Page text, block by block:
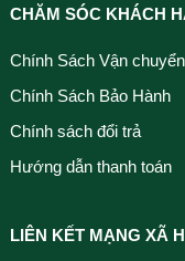
CHĂM SÓC KHÁCH
Chính Sách Vận chuyển
Chính Sách Bảo Hành
Chính sách đổi trả
Hướng dẫn thanh toán
LIÊN KẾT MẠNG XÃ